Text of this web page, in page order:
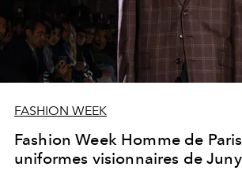
FASHION WEEK
Fashion Week Homme de
uniformes visionnaires de